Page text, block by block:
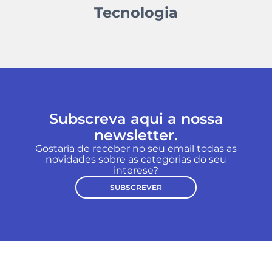
Tecnologia
Subscreva aqui a nossa
newsletter.
Gostaria de receber no seu email todas as
novidades sobre as categorias do seu
interese?
SUBSCREVER